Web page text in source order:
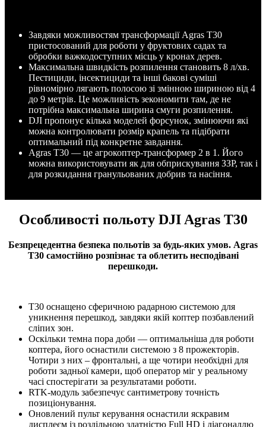
Завдяки можливостям трансформації Agras T30
пристосований для роботи у фруктових садах та
обробки важкодоступних місць у кронах дерев.
Максимальна швидкість розпилення становить 8 л/хв.
Пестициди, інсектициди та інші бакові суміші
рівномірно лягають полосою зі змінною шириною від 4
до 9 метрів. Це можливість зекономити там, де не
потрібна максимальна ширина смуги розпилення.
DJI пропонує кілька моделей форсунок, змінюючи які
можна контролювати розмір крапель та підібрати
оптимальний під конкретне завдання.
Agras T30 — це агрокоптер-трансформер 2 в 1. Його
можна використовувати як для обприскування ЗЗР, так і
для розкидання гранульованих добрив та насіння.
Особливості польоту DJI Agras T30
Безпрецедентна безпека польотів за будь-яких умов. Agras
T30 самостійно розпізнає та облетить несподівані
перешкоди.
T30 оснащено сферичною радарною системою для
уникнення перешкод, завдяки якій коптер позбавлений
сліпих зон.
Оскільки темна пора доби — оптимальніша для роботи
коптера, його оснастили системою з 8 прожекторів.
Чотири з них – фронтальні, а ще чотири необхідні для
роботи задньої камери, щоб оператор міг у реальному
часі спостерігати за результатами роботи.
RTK-модуль забезпечує сантиметрову точність
позиціонування.
Оновлений пульт керування оснастили яскравим
дисплеєм із роздільною здатністю Full HD і діагоналлю